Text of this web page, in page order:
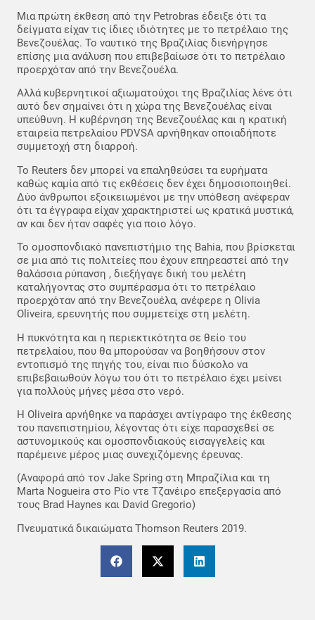
Μια πρώτη έκθεση από την Petrobras έδειξε ότι τα
δείγματα είχαν τις ίδιες ιδιότητες με το πετρέλαιο της
Βενεζουέλας. Το ναυτικό της Βραζιλίας διενήργησε
επίσης μια ανάλυση που επιβεβαίωσε ότι το πετρέλαιο
προερχόταν από την Βενεζουέλα.
Αλλά κυβερνητικοί αξιωματούχοι της Βραζιλίας λένε ότι
αυτό δεν σημαίνει ότι η χώρα της Βενεζουέλας είναι
υπεύθυνη. Η κυβέρνηση της Βενεζουέλας και η κρατική
εταιρεία πετρελαίου PDVSA αρνήθηκαν οποιαδήποτε
συμμετοχή στη διαρροή.
Το Reuters δεν μπορεί να επαληθεύσει τα ευρήματα
καθώς καμία από τις εκθέσεις δεν έχει δημοσιοποιηθεί.
Δύο άνθρωποι εξοικειωμένοι με την υπόθεση ανέφεραν
ότι τα έγγραφα είχαν χαρακτηριστεί ως κρατικά μυστικά,
αν και δεν ήταν σαφές για ποιο λόγο.
Το ομοσπονδιακό πανεπιστήμιο της Bahia, που βρίσκεται
σε μια από τις πολιτείες που έχουν επηρεαστεί από την
θαλάσσια ρύπανση , διεξήγαγε δική του μελέτη
καταλήγοντας στο συμπέρασμα ότι το πετρέλαιο
προερχόταν από την Βενεζουέλα, ανέφερε η Olivia
Oliveira, ερευνητής που συμμετείχε στη μελέτη.
Η πυκνότητα και η περιεκτικότητα σε θείο του
πετρελαίου, που θα μπορούσαν να βοηθήσουν στον
εντοπισμό της πηγής του, είναι πιο δύσκολο να
επιβεβαιωθούν λόγω του ότι το πετρέλαιο έχει μείνει
για πολλούς μήνες μέσα στο νερό.
Η Oliveira αρνήθηκε να παράσχει αντίγραφο της έκθεσης
του πανεπιστημίου, λέγοντας ότι είχε παρασχεθεί σε
αστυνομικούς και ομοσπονδιακούς εισαγγελείς και
παρέμεινε μέρος μιας συνεχιζόμενης έρευνας.
(Αναφορά από τον Jake Spring στη Μπραζίλια και τη
Marta Nogueira στο Ρίο ντε Τζανέιρο επεξεργασία από
τους Brad Haynes και David Gregorio)
Πνευματικά δικαιώματα Thomson Reuters 2019.